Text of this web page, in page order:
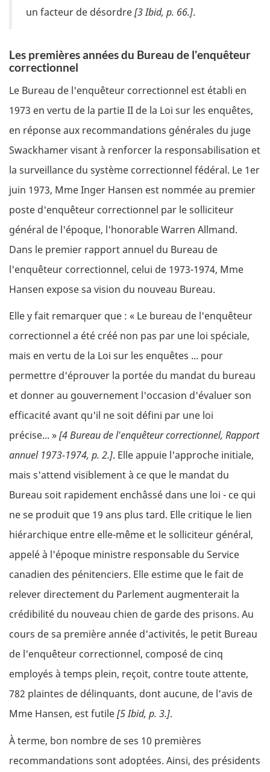
un facteur de désordre[3 Ibid, p. 66.].
Les premières années du Bureau de l'enquêteur
correctionnel
Le Bureau de l'enquêteur correctionnel est établi en
1973 en vertu de la partie II de la Loi sur les enquêtes,
en réponse aux recommandations générales du juge
Swackhamer visant à renforcer la responsabilisation et
la surveillance du système correctionnel fédéral. Le 1er
juin 1973, Mme Inger Hansen est nommée au premier
poste d'enquêteur correctionnel par le solliciteur
général de l'époque, l'honorable Warren Allmand.
Dans le premier rapport annuel du Bureau de
l'enquêteur correctionnel, celui de 1973-1974, Mme
Hansen expose sa vision du nouveau Bureau.
Elle y fait remarquer que : « Le bureau de l'enquêteur
correctionnel a été créé non pas par une loi spéciale,
mais en vertu de la Loi sur les enquêtes ... pour
permettre d'éprouver la portée du mandat du bureau
et donner au gouvernement l'occasion d'évaluer son
efficacité avant qu'il ne soit défini par une loi
précise... »[4 Bureau de l'enquêteur correctionnel, Rapport
annuel 1973-1974, p. 2.]. Elle appuie l'approche initiale,
mais s'attend visiblement à ce que le mandat du
Bureau soit rapidement enchâssé dans une loi - ce qui
ne se produit que 19 ans plus tard. Elle critique le lien
hiérarchique entre elle-même et le solliciteur général,
appelé à l'époque ministre responsable du Service
canadien des pénitenciers. Elle estime que le fait de
relever directement du Parlement augmenterait la
crédibilité du nouveau chien de garde des prisons. Au
cours de sa première année d'activités, le petit Bureau
de l'enquêteur correctionnel, composé de cinq
employés à temps plein, reçoit, contre toute attente,
782 plaintes de délinquants, dont aucune, de l'avis de
Mme Hansen, est futile[5 Ibid, p. 3.].
À terme, bon nombre de ses 10 premières
recommandations sont adoptées. Ainsi, des présidents